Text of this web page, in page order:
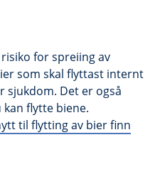
for spreiing av
som skal flyttast internt
sjukdom. Det er også
flytte biene.
til flytting av bier finn